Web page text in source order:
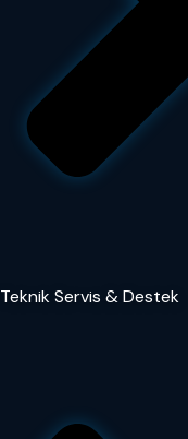
Teknik Servis & Destek